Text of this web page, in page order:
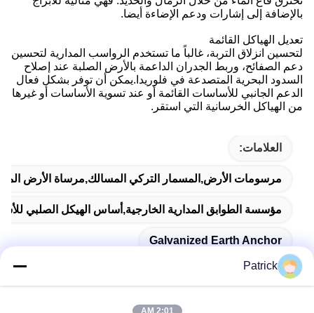
بالإضافة إلى إشارات ودعم الإضاءة أيضا.
تعديل الهياكل القائمة
لتحسين انزلاق التربة، غالباً ما تستخدم الرواسب المدارية لتحسين
دعم الصفائح، وربط الجدران الداعمة بالأرض الصلبة عند إصلاح
السدود البحرية المتصدعة في فلوريدا.يمكن أن توفر بشكل فعال
الدعم الجانبي للأساسات القائمة أو عند تسوية الأساسات أو غيرها
من الهياكل الخرسانية التي استقر.
العلامات:
مرسومات الأرض,المسمار التركي المسالك,مرساة الأرض
مؤسسة الطوابق المدارية الخارجية,أساس الهيكل الصلبي
Galvanized Earth Anchor
Patrick
2:01 AM